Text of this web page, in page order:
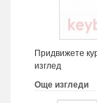
Придвижете
изглед
Още изгледи